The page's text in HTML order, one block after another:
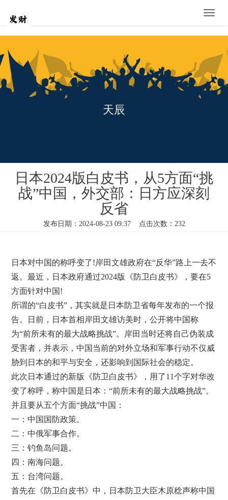
Toggle
天辰
日本2024版白皮书，从5方面“挑
战”中国，外交部：日方应深刻
反省
发布日期：2024-08-23 09:37 点击次数：232
日本对中国的称呼变了!岸田文雄政府在“反华”路上一去不
返。最近，日本政府通过2024版《防卫白皮书》，要在5
方面针对中国!
所谓的“白皮书”，其实就是日本防卫省每年发布的一个报
告。日前，日本首相岸田文雄访美时，公开将中国称
为“前所未有的最大战略挑战”。岸田当时还将自己伪装成
受害者，并表示，中国当前的对外立场和军事行动不仅威
胁到日本的和平与安全，还影响到国际社会的稳定。
此次日本通过的新版《防卫白皮书》，用了11个字对华改
变了称呼，称中国是日本：“前所未有的最大战略挑战”。
并且要从五个方面“挑战”中国：
一：中国国防政策。
二：中俄军事合作。
三：钓鱼岛问题。
四：南海问题。
五：台湾问题。
首先在《防卫白皮书》中，日本防卫大臣木原稔声称中国